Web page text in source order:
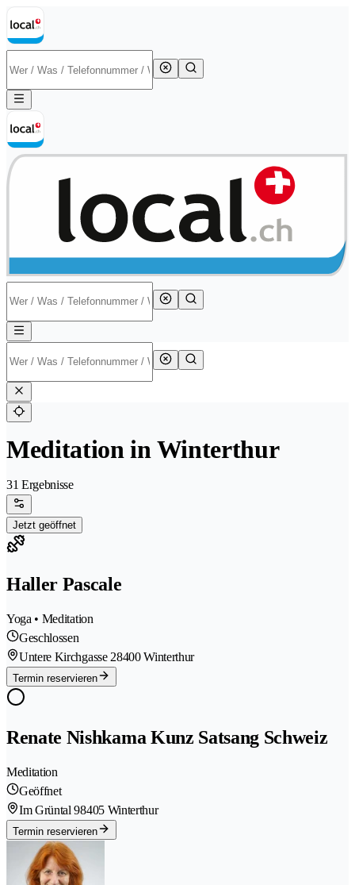
Meditation in Winterthur
31 Ergebnisse
Jetzt geöffnet
Haller Pascale
Yoga • Meditation
Geschlossen
Untere Kirchgasse 28400 Winterthur
Termin reservieren
Renate Nishkama Kunz Satsang Schweiz
Meditation
Geöffnet
Im Grüntal 98405 Winterthur
Termin reservieren